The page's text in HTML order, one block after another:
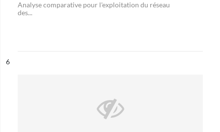
Analyse comparative pour l'exploitation du réseau
des...
n°
6